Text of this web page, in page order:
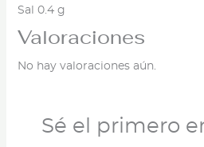
Sal 0.4 g
Valoraciones
No hay valoraciones aún.
Sé el primero